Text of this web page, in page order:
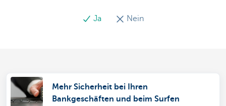
Ja Nein
Mehr Sicherheit bei Ihren
Bankgeschäften und beim Surfen